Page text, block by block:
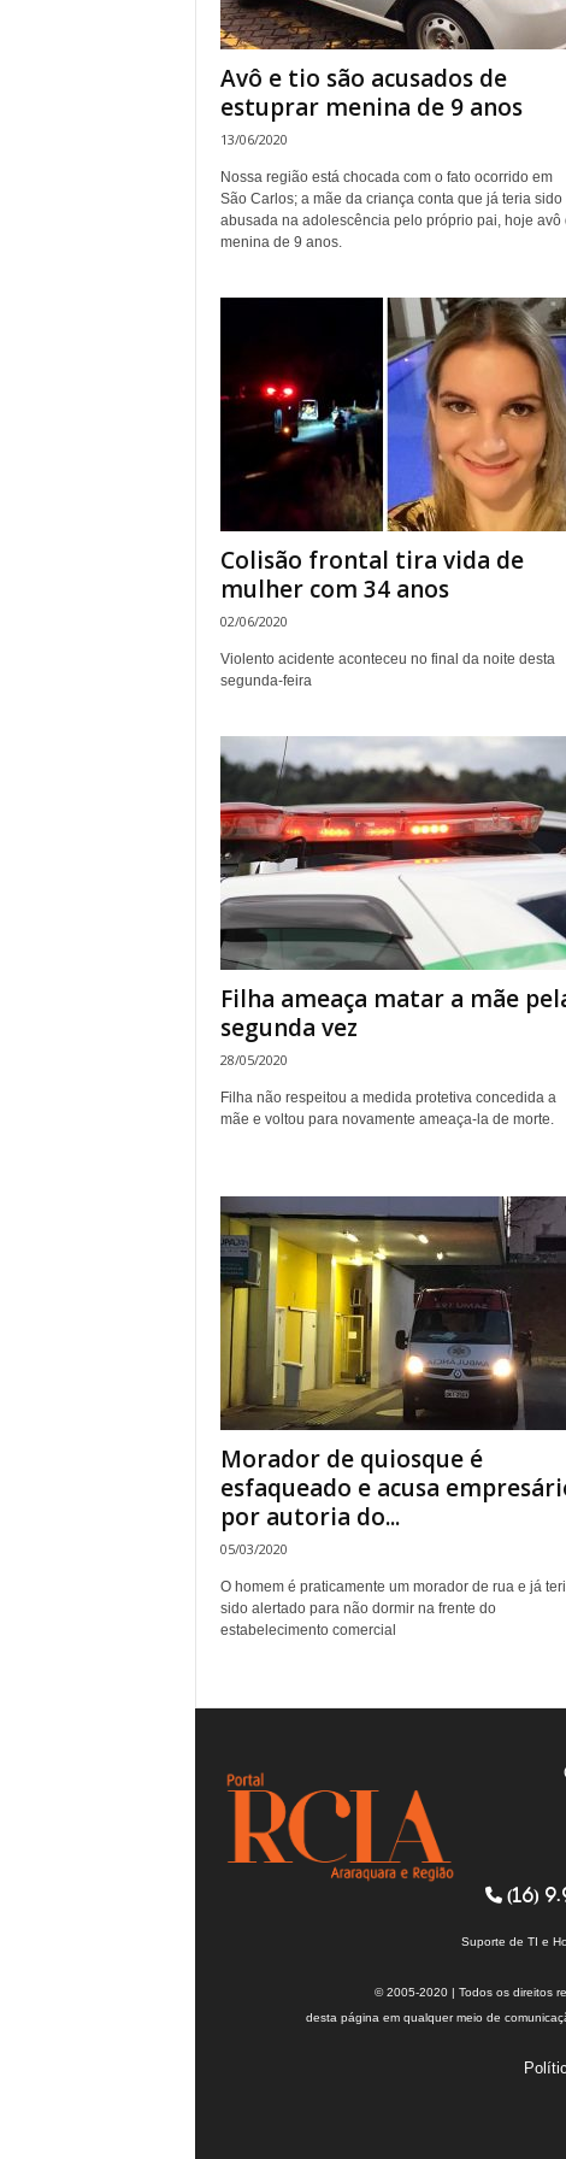
Avô e tio são acusados de
estuprar menina de 9 anos
13/06/2020
Nossa região está chocada com o fato ocorrido em
São Carlos; a mãe da criança conta que já teria sido
abusada na adolescência pelo próprio pai, hoje avô
menina de 9 anos.
Colisão frontal tira vida de
mulher com 34 anos
02/06/2020
Violento acidente aconteceu no final da noite desta
segunda-feira
Filha ameaça matar a mãe
segunda vez
28/05/2020
Filha não respeitou a medida protetiva concedida a
mãe e voltou para novamente ameaça-la de morte.
Morador de quiosque é
esfaqueado e acusa
por autoria do...
05/03/2020
O homem é praticamente um morador de rua e já
sido alertado para não dormir na frente do
estabelecimento comercial
(16)
Suporte de TI e
© 2005-2020 | Todos os direitos
desta página em qualquer meio de